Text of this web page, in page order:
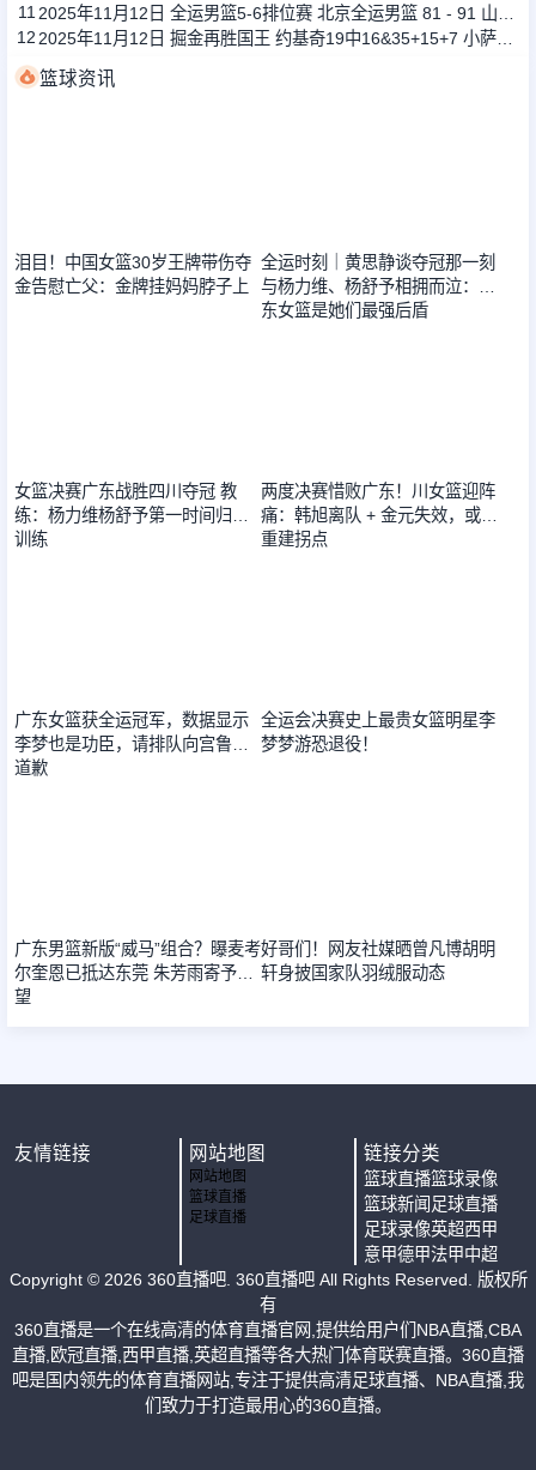
11
12
篮球资讯
泪目！中国女篮30岁王牌带伤夺
金告慰亡父：金牌挂妈妈脖子上
全运时刻｜黄思静谈夺冠那一刻
与杨力维、杨舒予相拥而泣：广
东女篮是她们最强后盾
女篮决赛广东战胜四川夺冠 教
练：杨力维杨舒予第一时间归队
训练
两度决赛惜败广东！川女篮迎阵
痛：韩旭离队 + 金元失效，或迎
重建拐点
广东女篮获全运冠军，数据显示
李梦也是功臣，请排队向宫鲁鸣
道歉
全运会决赛史上最贵女篮明星李
梦梦游恐退役！
广东男篮新版“威马”组合？曝麦考
尔奎恩已抵达东莞 朱芳雨寄予厚
望
好哥们！网友社媒晒曾凡博胡明
轩身披国家队羽绒服动态
友情链接 网站地图
网站地图
篮球直播
足球直播
链接分类
篮球直播篮球录像
篮球新闻 足球直播
足球录像英超西甲
意甲德甲法甲中超
Copyright © 2026 360直播吧. 360直播吧 All Rights Reserved. 版权所
有
360直播是一个在线高清的体育直播官网,提供给用户们NBA直播,CBA
直播,欧冠直播,西甲直播,英超直播等各大热门体育联赛直播。360直播
吧是国内领先的体育直播网站,专注于提供高清足球直播、NBA直播,我
们致力于打造最用心的360直播。